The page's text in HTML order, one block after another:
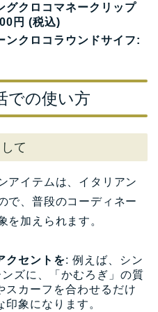
グクロコマネークリップ
円 (税込)
ンクロコラウンドサイフ:
での使い方
て
アイテムは、イタリアン
で、普段のコーディネー
を加えられます。
クセントを: 例えば、シン
ズに、「かむろぎ」の質
スカーフを合わせるだけ
象になります。